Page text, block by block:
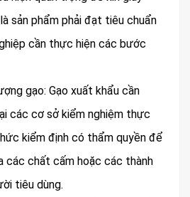
sản phẩm phải đạt tiêu chuẩn
cần thực hiện các bước
gạo: Gạo xuất khẩu cần
các cơ sở kiểm nghiệm thực
kiểm định có thẩm quyền để
các chất cấm hoặc các thành
tiêu dùng.